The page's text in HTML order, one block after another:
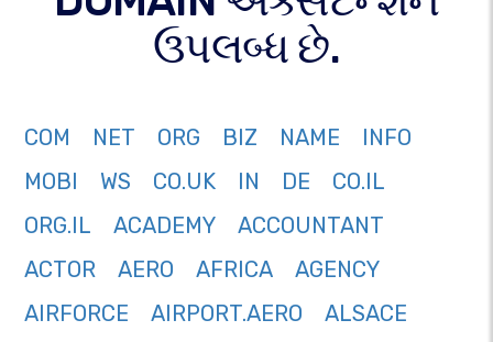
ઉપલબ્ધ છે.
COM NET ORG BIZ NAME
INFO
MOBI
WS CO.UK IN DE
CO.IL
ORG.IL
ACADEMY
ACCOUNTANT
ACTOR
AERO AFRICA
AGENCY
AIRFORCE
AIRPORT.AERO
ALSACE